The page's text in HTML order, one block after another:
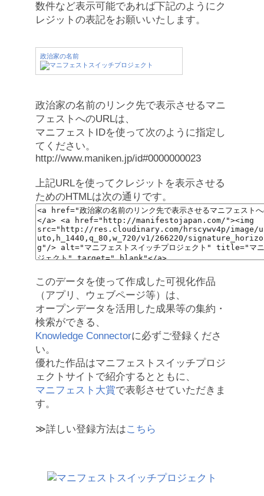
数件など表示可能であれば下記のようにク
レジットの表記をお願いいたします。
政治家の名前
政治家の名前のリンク先で表示させるマニ
フェストへのURLは、
マニフェストIDを使って次のように指定し
てください。
http://www.maniken.jp/id#0000000023
上記URLを使ってクレジットを表示させる
ためのHTMLは次の通りです。
このデータを使って作成した可視化作品
（アプリ、ウェブページ等）は、
オープンデータを活用した成果等の集約・
検索ができる、
Knowledge Connectorに必ずご登録くださ
い。
優れた作品はマニフェストスイッチプロジ
ェクトサイトで紹介するとともに、
マニフェスト大賞で表彰させていただきま
す。
≫詳しい登録方法はこちら